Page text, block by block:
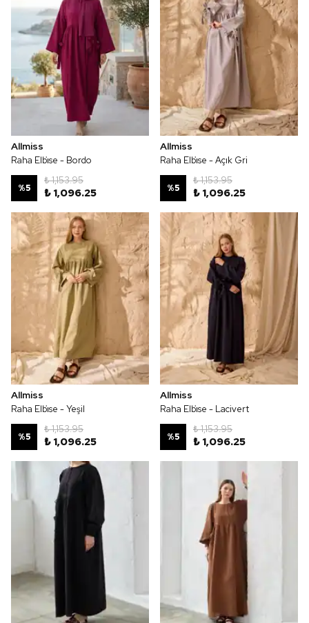
Allmiss
Raha Elbi̇se - Bordo
%5
₺ 1,153.95
₺ 1,096.25
Allmiss
Raha Elbi̇se - Açık Gri
%5
₺ 1,153.95
₺ 1,096.25
Allmiss
Raha Elbi̇se - Yeşil
%5
₺ 1,153.95
₺ 1,096.25
Allmiss
Raha Elbi̇se - Lacivert
%5
₺ 1,153.95
₺ 1,096.25